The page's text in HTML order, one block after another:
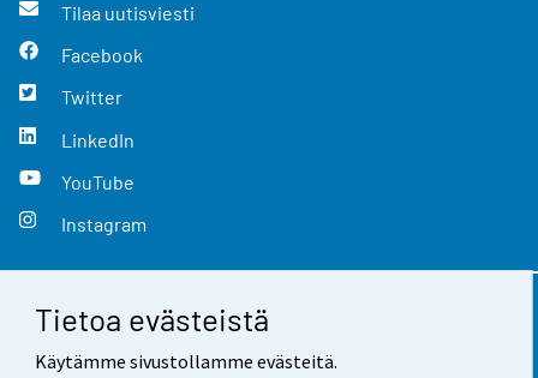
Tietoa evästeistä
Käytämme sivustollamme evästeitä.
Tilaa uutisviesti
Facebook
Twitter
LinkedIn
YouTube
Instagram
Yhteystiedot